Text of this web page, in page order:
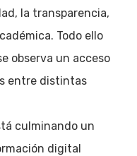
la transparencia,
Todo ello
observa un acceso
entre distintas
culminando un
digital